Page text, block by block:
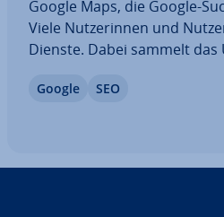
Google Maps, die Google-
Viele Nut­ze­rin­nen und
Dienste. Dabei sammelt
be­an­ge­bo­te von Dritten
Google SEO